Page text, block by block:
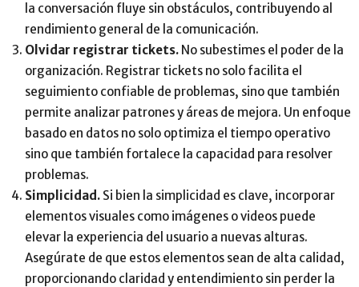
la conversación fluye sin obstáculos, contribuyendo al
rendimiento general de la comunicación.
Olvidar registrar tickets. No subestimes el poder de la
organización. Registrar tickets no solo facilita el
seguimiento confiable de problemas, sino que también
permite analizar patrones y áreas de mejora. Un enfoque
basado en datos no solo optimiza el tiempo operativo
sino que también fortalece la capacidad para resolver
problemas.
Simplicidad. Si bien la simplicidad es clave, incorporar
elementos visuales como imágenes o videos puede
elevar la experiencia del usuario a nuevas alturas.
Asegúrate de que estos elementos sean de alta calidad,
proporcionando claridad y entendimiento sin perder la